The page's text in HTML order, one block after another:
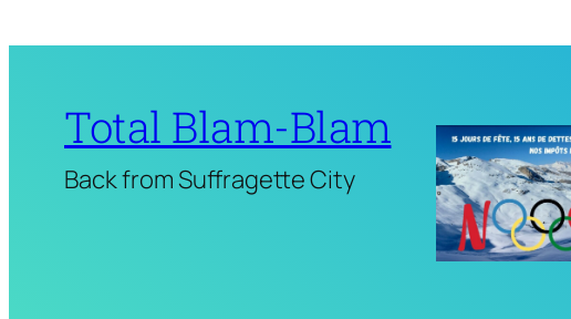
Total Blam-Blam
Back from Suffragette City